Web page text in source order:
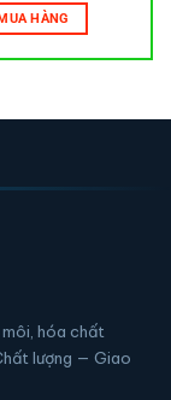
MUA HÀNG
hóa chất
lượng — Giao